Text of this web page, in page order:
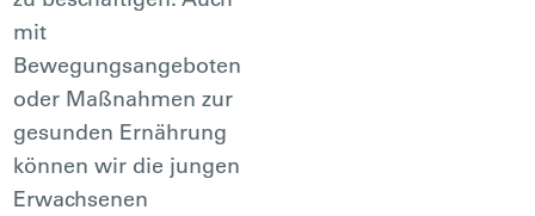
mit
Bewegungsangeboten
oder Maßnahmen zur
gesunden Ernährung
können wir die jungen
Erwachsenen